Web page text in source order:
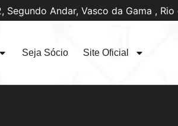
Segundo Andar, Vasco da Gama ,
Seja Sócio Site Oficial